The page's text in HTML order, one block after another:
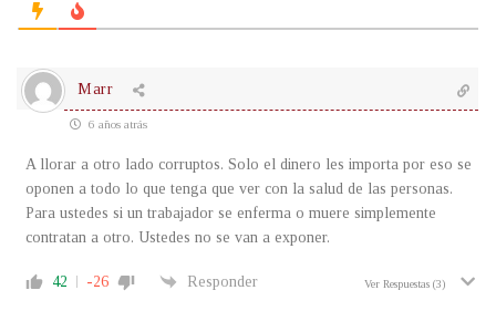
Marr
6 años atrás
A llorar a otro lado corruptos. Solo el dinero les importa por eso se
oponen a todo lo que tenga que ver con la salud de las personas.
Para ustedes si un trabajador se enferma o muere simplemente
contratan a otro. Ustedes no se van a exponer.
42 -26 Responder Ver Respuestas (3)